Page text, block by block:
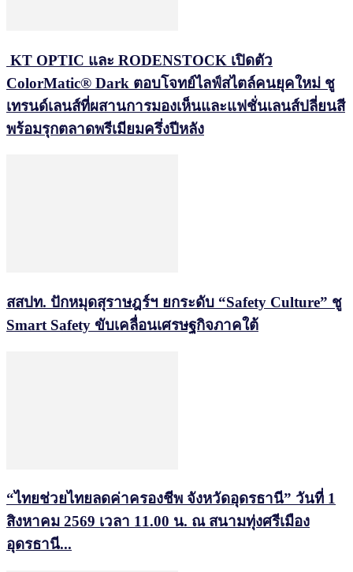
KT OPTIC และ RODENSTOCK เปิดตัว
ColorMatic® Dark ตอบโจทย์ไลฟ์สไตล์คนยุคใหม่ ชู
เทรนด์เลนส์ที่ผสานการมองเห็นและแฟชั่นเลนส์ปลี่ยนสี
พร้อมรุกตลาดพรีเมียมครึ่งปีหลัง
สสปท. ปักหมุดสุราษฎร์ฯ ยกระดับ “Safety Culture” ชู
Smart Safety ขับเคลื่อนเศรษฐกิจภาคใต้
“ไทยช่วยไทยลดค่าครองชีพ จังหวัดอุดรธานี” วันที่ 1
สิงหาคม 2569 เวลา 11.00 น. ณ สนามทุ่งศรีเมือง
อุดรธานี...